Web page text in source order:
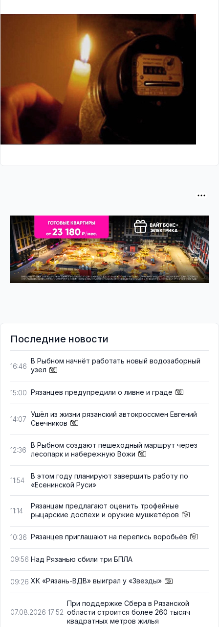
Последние новости
16:46
В Рыбном начнёт работать новый водозаборный
узел
15:00 Рязанцев предупредили о ливне и граде
14:07
Ушёл из жизни рязанский автокроссмен Евгений
Свечников
12:36
В Рыбном создают пешеходный маршрут через
лесопарк и набережную Вожи
11:54
В этом году планируют завершить работу по
«Есенинской Руси»
11:14
Рязанцам предлагают оценить трофейные
рыцарские доспехи и оружие мушкетёров
10:36 Рязанцев приглашают на перепись воробьёв
09:56 Над Рязанью сбили три БПЛА
09:26 ХК «Рязань-ВДВ» выиграл у «Звезды»
07.08.2026 17:52
При поддержке Сбера в Рязанской
области строится более 260 тысяч
квадратных метров жилья